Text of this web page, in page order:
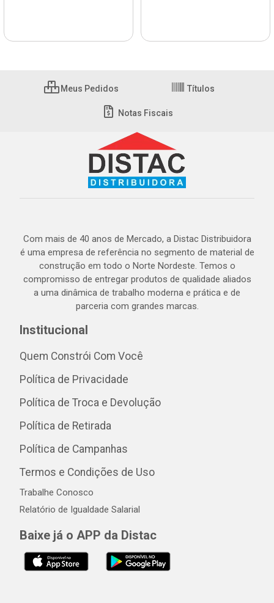
Meus Pedidos Títulos
Notas Fiscais
Com mais de 40 anos de Mercado, a Distac Distribuidora
é uma empresa de referência no segmento de material de
construção em todo o Norte Nordeste. Temos o
compromisso de entregar produtos de qualidade aliados
a uma dinâmica de trabalho moderna e prática e de
parceria com grandes marcas.
Institucional
Quem Constrói Com Você
Política de Privacidade
Política de Troca e Devolução
Política de Retirada
Política de Campanhas
Termos e Condições de Uso
Trabalhe Conosco
Relatório de Igualdade Salarial
Baixe já o APP da Distac